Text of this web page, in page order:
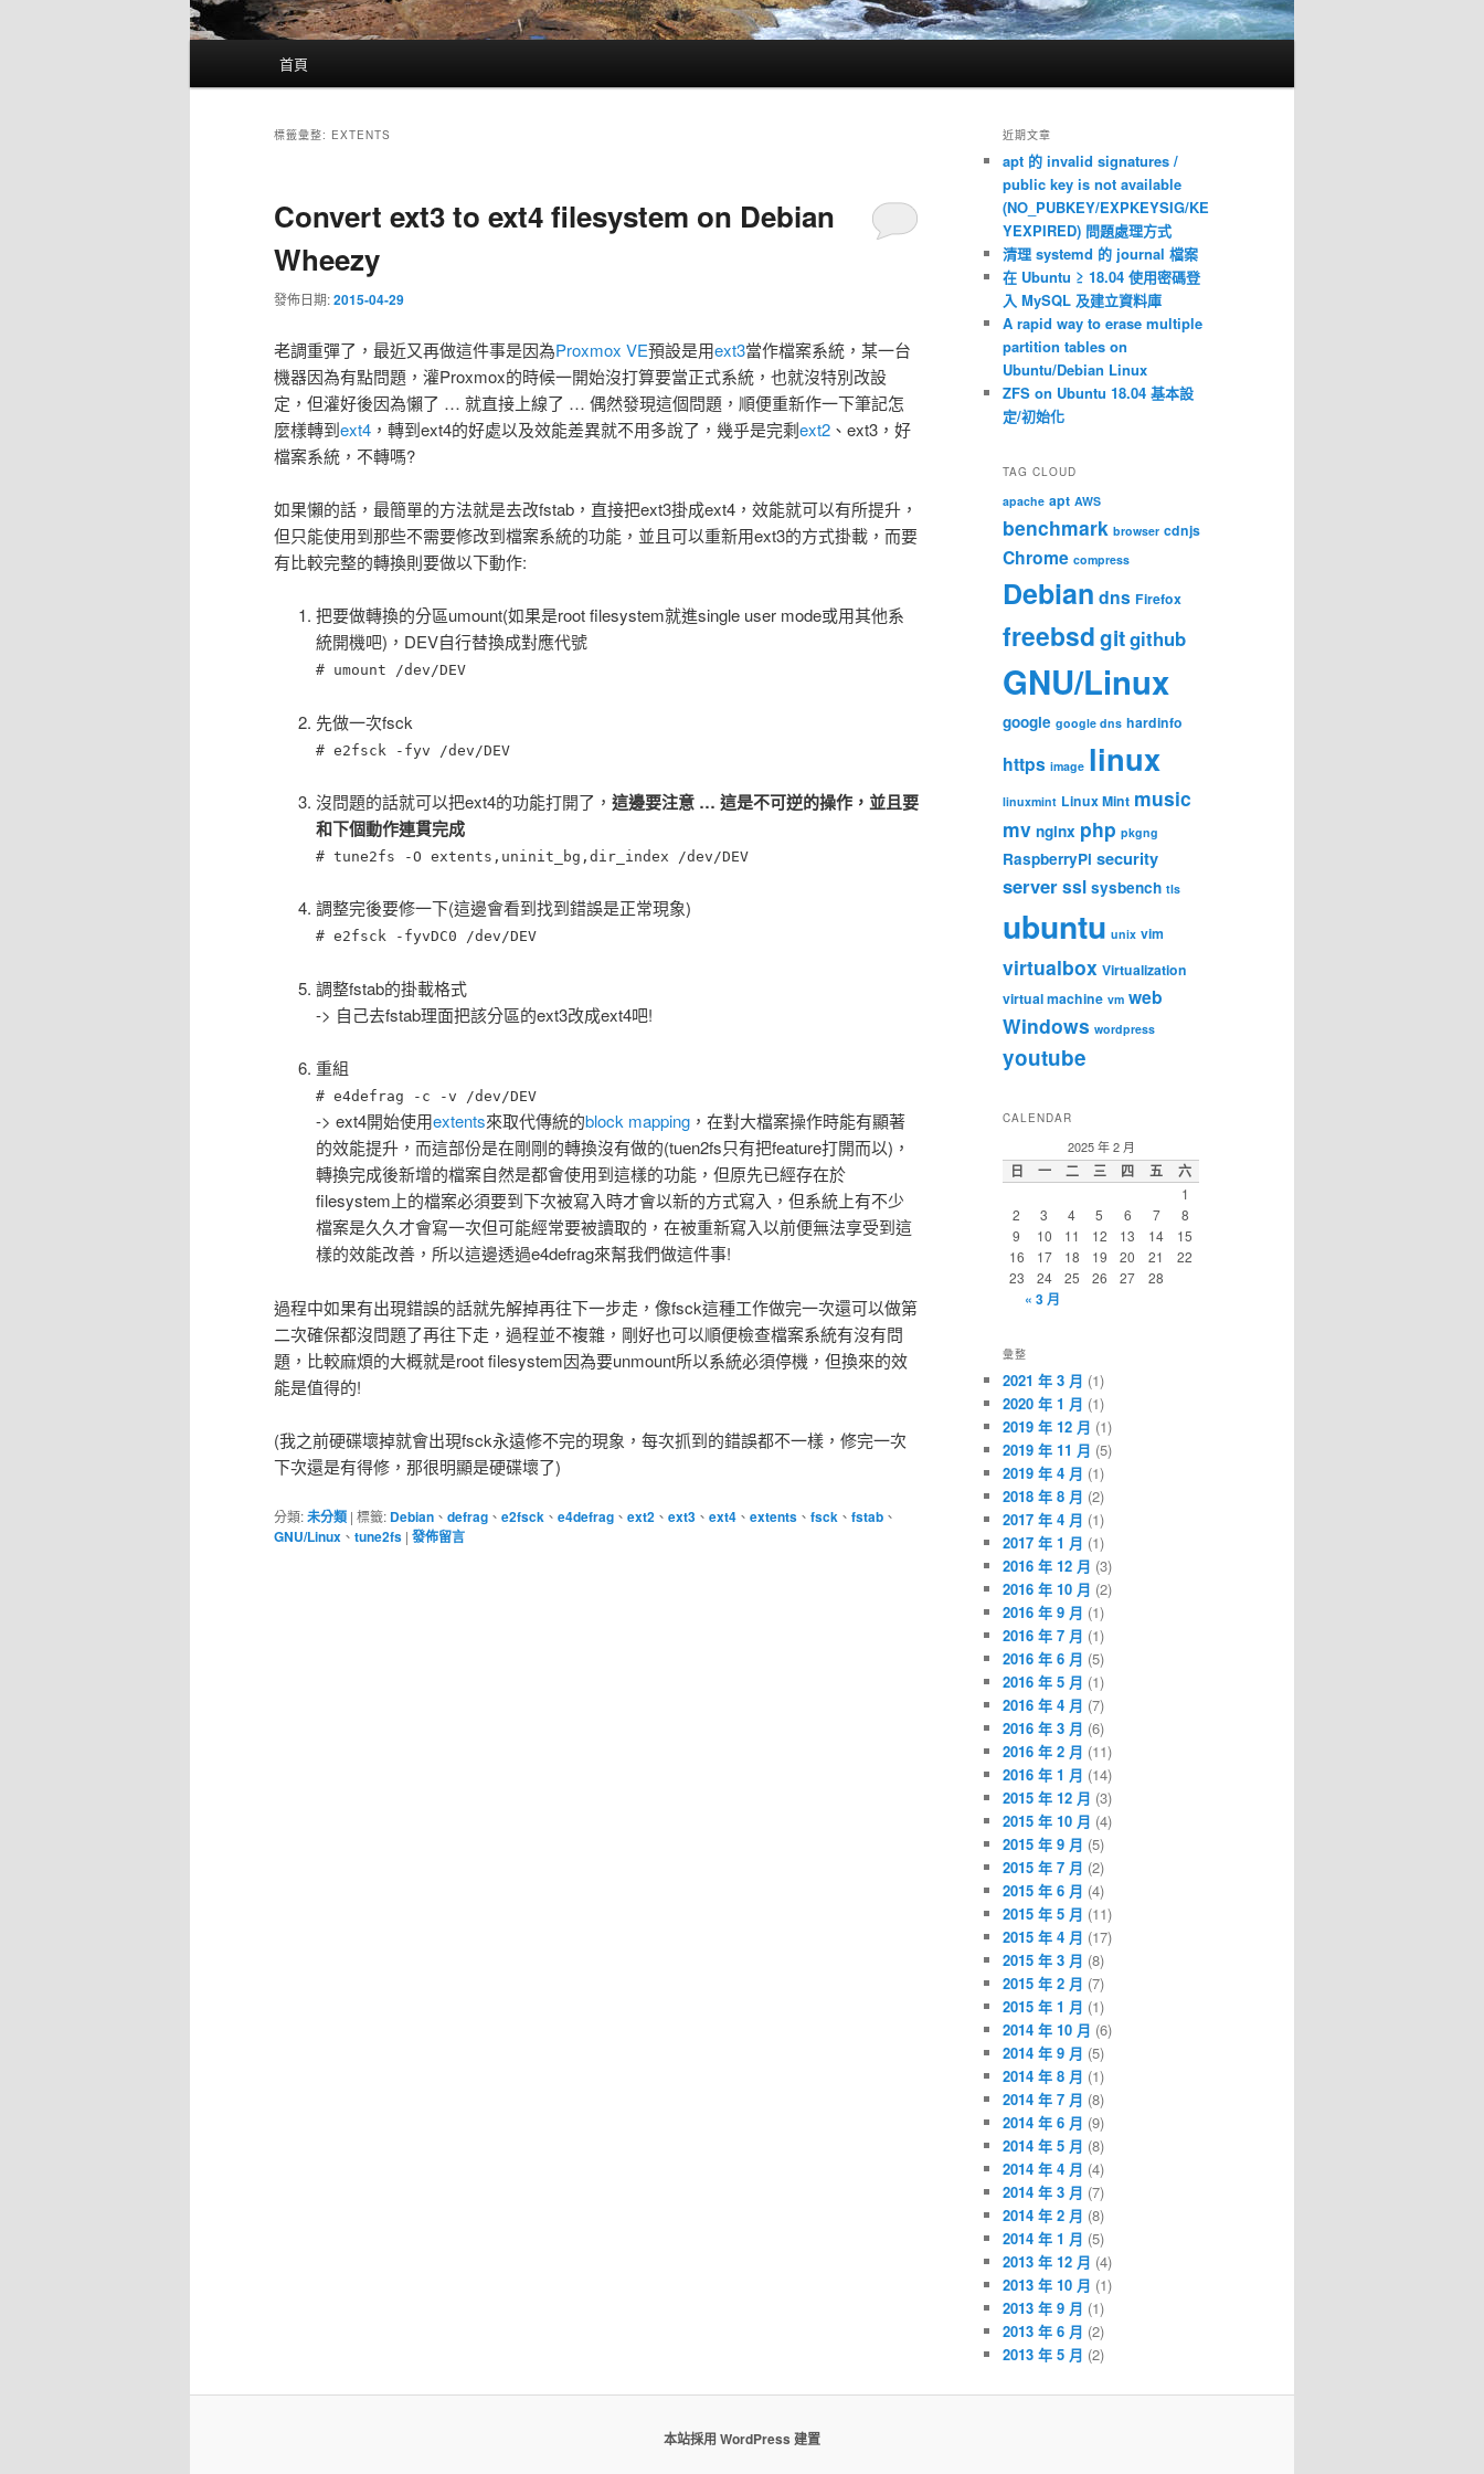
首頁
標籤彙整: EXTENTS
Convert ext3 to ext4 filesystem on Debian
Wheezy
發佈日期:2015-04-29
老調重彈了，最近又再做這件事是因為Proxmox VE預設是用ext3當作檔案系統，某一台
機器因為有點問題，灌Proxmox的時候一開始沒打算要當正式系統，也就沒特別改設
定，但灌好後因為懶了 … 就直接上線了 … 偶然發現這個問題，順便重新作一下筆記怎
麼樣轉到ext4 ，轉到ext4的好處以及效能差異就不用多說了，幾乎是完剩ext2 、ext3，好
檔案系統，不轉嗎?
如果懶的話，最簡單的方法就是去改fstab，直接把ext3掛成ext4，效能就可以有所提升，
但只能使用到那些不需要修改到檔案系統的功能，並且可以重新用ext3的方式掛載，而要
有比較完整的轉換則要做以下動作:
把要做轉換的分區umount(如果是root filesystem就進single user mode或用其他系
統開機吧)，DEV自行替換成對應代號
# umount /dev/DEV
先做一次fsck
# e2fsck -fyv /dev/DEV
沒問題的話就可以把ext4的功能打開了， 這邊要注意 … 這是不可逆的操作，並且要
和下個動作連貫完成
# tune2fs -O extents,uninit_bg,dir_index /dev/DEV
調整完後要修一下(這邊會看到找到錯誤是正常現象)
# e2fsck -fyvDC0 /dev/DEV
調整fstab的掛載格式
-> 自己去fstab理面把該分區的ext3改成ext4吧!
重組
# e4defrag -c -v /dev/DEV
-> ext4開始使用extents來取代傳統的block mapping，在對大檔案操作時能有顯著
的效能提升，而這部份是在剛剛的轉換沒有做的(tuen2fs只有把feature打開而以)，
轉換完成後新增的檔案自然是都會使用到這樣的功能，但原先已經存在於
filesystem上的檔案必須要到下次被寫入時才會以新的方式寫入，但系統上有不少
檔案是久久才會寫一次但可能經常要被讀取的，在被重新寫入以前便無法享受到這
樣的效能改善，所以這邊透過e4defrag來幫我們做這件事!
過程中如果有出現錯誤的話就先解掉再往下一步走，像fsck這種工作做完一次還可以做第
二次確保都沒問題了再往下走，過程並不複雜，剛好也可以順便檢查檔案系統有沒有問
題，比較麻煩的大概就是root filesystem因為要unmount所以系統必須停機，但換來的效
能是值得的!
(我之前硬碟壞掉就會出現fsck永遠修不完的現象，每次抓到的錯誤都不一樣，修完一次
下次還是有得修，那很明顯是硬碟壞了)
分類:未分類 | 標籤: Debian 、 defrag 、 e2fsck 、 e4defrag 、 ext2 、 ext3 、 ext4 、 extents 、 fsck 、 fstab 、
GNU/Linux 、 tune2fs | 發佈留言
近期文章
apt 的 invalid signatures /
public key is not available
(NO_PUBKEY/EXPKEYSIG/KE
YEXPIRED) 問題處理方式
清理 systemd 的 journal 檔案
在 Ubuntu ≥ 18.04 使用密碼登
入 MySQL 及建立資料庫
A rapid way to erase multiple
partition tables on
Ubuntu/Debian Linux
ZFS on Ubuntu 18.04 基本設
定/初始化
TAG CLOUD
apache apt AWS
benchmark browser cdnjs
Chrome compress
Debian dns Firefox
freebsdgitgithub
GNU/Linux
google google dns hardinfo
https image linux
linuxmint Linux Mint music
mv nginx php pkgng
RaspberryPi security
serverssl sysbench tls
ubuntu unix vim
virtualbox Virtualization
virtual machine vm web
Windows wordpress
youtube
CALENDAR
2025 年 2 月
日 一 二 三 四 五 六
1
2
3 4 5 6 7
8
9
10 11 12 13 14
15
16
17 18 19 20 21
22
23
24 25 26 27 28
« 3 月
彙整
2021 年 3 月 (1)
2020 年 1 月 (1)
2019 年 12 月 (1)
2019 年 11 月 (5)
2019 年 4 月 (1)
2018 年 8 月 (2)
2017 年 4 月 (1)
2017 年 1 月 (1)
2016 年 12 月 (3)
2016 年 10 月 (2)
2016 年 9 月 (1)
2016 年 7 月 (1)
2016 年 6 月 (5)
2016 年 5 月 (1)
2016 年 4 月 (7)
2016 年 3 月 (6)
2016 年 2 月 (11)
2016 年 1 月 (14)
2015 年 12 月 (3)
2015 年 10 月 (4)
2015 年 9 月 (5)
2015 年 7 月 (2)
2015 年 6 月 (4)
2015 年 5 月 (11)
2015 年 4 月 (17)
2015 年 3 月 (8)
2015 年 2 月 (7)
2015 年 1 月 (1)
2014 年 10 月 (6)
2014 年 9 月 (5)
2014 年 8 月 (1)
2014 年 7 月 (8)
2014 年 6 月 (9)
2014 年 5 月 (8)
2014 年 4 月 (4)
2014 年 3 月 (7)
2014 年 2 月 (8)
2014 年 1 月 (5)
2013 年 12 月 (4)
2013 年 10 月 (1)
2013 年 9 月 (1)
2013 年 6 月 (2)
2013 年 5 月 (2)
本站採用 WordPress 建置